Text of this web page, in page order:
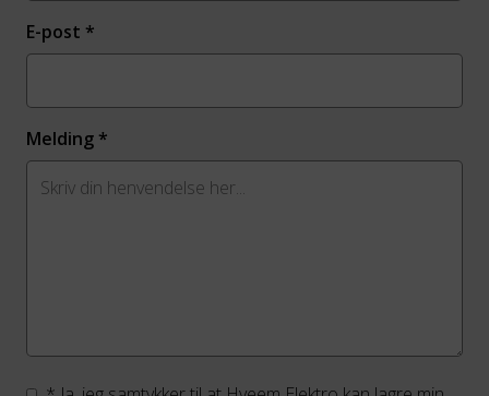
E-post *
Melding *